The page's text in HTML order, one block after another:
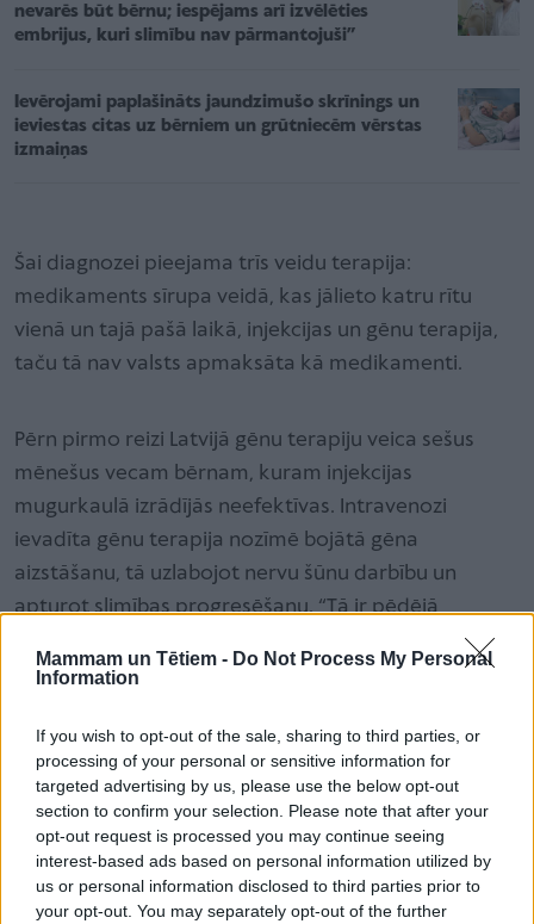
Mammam un Tētiem - Do Not Process My Personal
Information
If you wish to opt-out of the sale, sharing to third parties, or
processing of your personal or sensitive information for
targeted advertising by us, please use the below opt-out
section to confirm your selection. Please note that after your
opt-out request is processed you may continue seeing
interest-based ads based on personal information utilized by
us or personal information disclosed to third parties prior to
your opt-out. You may separately opt-out of the further
nevarēs būt bērnu; iespējams arī izvēlēties
embrijus, kuri slimību nav pārmantojuši”
Ievērojami paplašināts jaundzimušo skrīnings un
ieviestas citas uz bērniem un grūtniecēm vērstas
izmaiņas
Šai diagnozei pieejama trīs veidu terapija:
medikaments sīrupa veidā, kas jālieto katru rītu
vienā un tajā pašā laikā, injekcijas un gēnu terapija,
taču tā nav valsts apmaksāta kā medikamenti.
Pērn pirmo reizi Latvijā gēnu terapiju veica sešus
mēnešus vecam bērnam, kuram injekcijas
mugurkaulā izrādījās neefektīvas. Intravenozi
ievadīta gēnu terapija nozīmē bojātā gēna
aizstāšanu, tā uzlabojot nervu šūnu darbību un
apturot slimības progresēšanu. “Tā ir pēdējā
iespējamā procedūra, un to veic tikai vienreiz mūžā,”
paskaidro Stefānijas mamma un piebilst – ja vien tā
meitai. “Jo injekcijas mugurkaulā katru reizi veic pilnā
narkozē, lai bērns būtu nekustīgs. Mums gan teica,
ka vēlāk, kad meita paaugsies, varēs iztikt bez
narkozes. Lai gan Bērnu slimnīcā jūtamies kā mājās,
visi mūs pazīst, ir ļoti laipni un draudzīgi, tas tāpat
nav viegli. Vispārējās anestēzijas dēļ Stefānija jau no